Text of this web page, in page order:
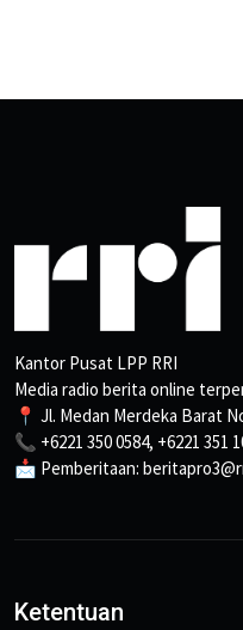
Kantor Pusat LPP RRI
Media radio berita online
📍 Jl. Medan Merdeka Barat
📞 +6221 350 0584, +6221 351
📩 Pemberitaan:
Ketentuan